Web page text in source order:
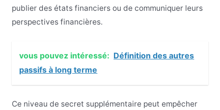
publier des états financiers ou de communiquer leurs
perspectives financières.
vous pouvez intéressé: Définition des autres
passifs à long terme
Ce niveau de secret supplémentaire peut empêcher